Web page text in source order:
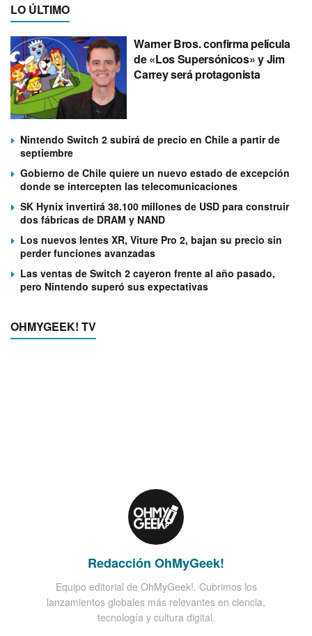
LO ÚLTIMO
Warner Bros. confirma película
de «Los Supersónicos» y Jim
Carrey será protagonista
Nintendo Switch 2 subirá de precio en Chile a partir de
septiembre
Gobierno de Chile quiere un nuevo estado de excepción
donde se intercepten las telecomunicaciones
SK Hynix invertirá 38.100 millones de USD para construir
dos fábricas de DRAM y NAND
Los nuevos lentes XR, Viture Pro 2, bajan su precio sin
perder funciones avanzadas
Las ventas de Switch 2 cayeron frente al año pasado,
pero Nintendo superó sus expectativas
OHMYGEEK! TV
Redacción OhMyGeek!
Equipo editorial de OhMyGeek!. Cubrimos los
lanzamientos globales más relevantes en ciencia,
tecnología y cultura digital.